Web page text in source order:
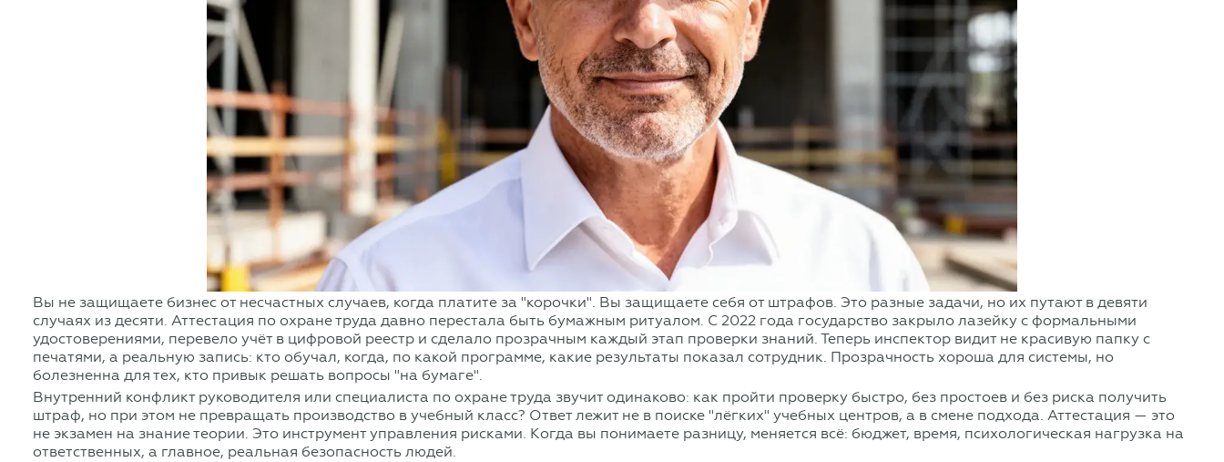
Вы не защищаете бизнес от несчастных случаев, когда платите за "корочки". Вы защищаете себя от штрафов. Это разные задачи, но их путают в девяти
случаях из десяти. Аттестация по охране труда давно перестала быть бумажным ритуалом. С 2022 года государство закрыло лазейку с формальными
удостоверениями, перевело учёт в цифровой реестр и сделало прозрачным каждый этап проверки знаний. Теперь инспектор видит не красивую папку с
печатями, а реальную запись: кто обучал, когда, по какой программе, какие результаты показал сотрудник. Прозрачность хороша для системы, но
болезненна для тех, кто привык решать вопросы "на бумаге".
Внутренний конфликт руководителя или специалиста по охране труда звучит одинаково: как пройти проверку быстро, без простоев и без риска получить
штраф, но при этом не превращать производство в учебный класс? Ответ лежит не в поиске "лёгких" учебных центров, а в смене подхода. Аттестация — это
не экзамен на знание теории. Это инструмент управления рисками. Когда вы понимаете разницу, меняется всё: бюджет, время, психологическая нагрузка на
ответственных, а главное, реальная безопасность людей.